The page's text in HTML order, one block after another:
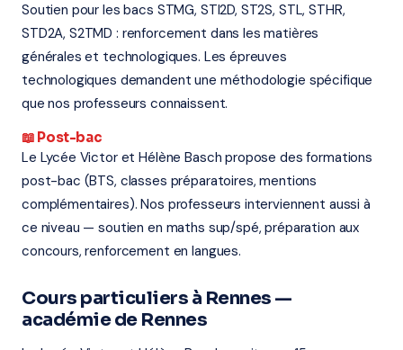
Soutien pour les bacs STMG, STI2D, ST2S, STL, STHR,
STD2A, S2TMD : renforcement dans les matières
générales et technologiques. Les épreuves
technologiques demandent une méthodologie spécifique
que nos professeurs connaissent.
📖 Post-bac
Le Lycée Victor et Hélène Basch propose des formations
post-bac (BTS, classes préparatoires, mentions
complémentaires). Nos professeurs interviennent aussi à
ce niveau — soutien en maths sup/spé, préparation aux
concours, renforcement en langues.
Cours particuliers à Rennes —
académie de Rennes